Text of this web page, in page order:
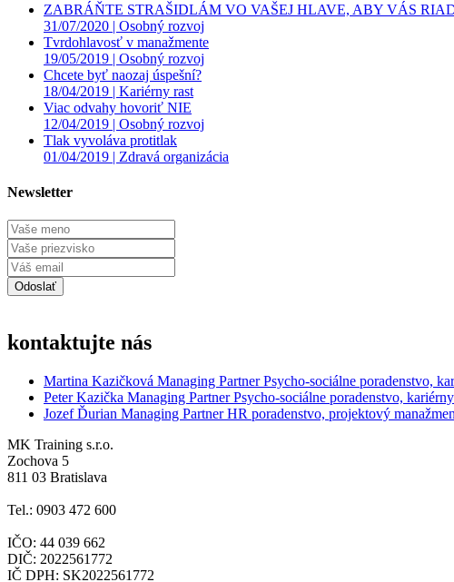
ZABRÁŇTE STRAŠIDLÁM VO VAŠEJ HLAVE, ABY VÁS
31/07/2020 | Osobný rozvoj
Tvrdohlavosť v manažmente
19/05/2019 | Osobný rozvoj
Chcete byť naozaj úspešní?
18/04/2019 | Kariérny rast
Viac odvahy hovoriť NIE
12/04/2019 | Osobný rozvoj
Tlak vyvoláva protitlak
01/04/2019 | Zdravá organizácia
Newsletter
kontaktujte nás
Martina Kazičková Managing PartnerPsycho-sociálne poradenstvo,
Peter Kazička Managing PartnerPsycho-sociálne poradenstvo,
Jozef Ďurian Managing PartnerHR poradenstvo, projektový
MK Training s.r.o.
Zochova 5
811 03 Bratislava
Tel.: 0903 472 600
IČO: 44 039 662
DIČ: 2022561772
IČ DPH: SK2022561772